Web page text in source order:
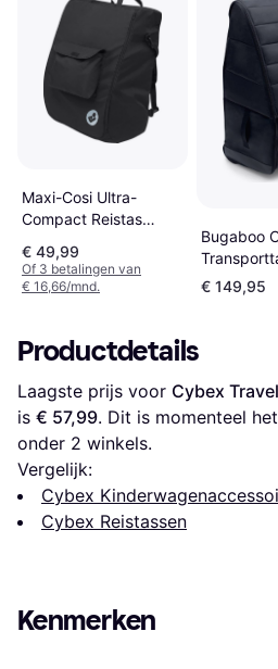
Maxi-Cosi Ultra-
Compact Reistas
€ 49,99
Of 3 betalingen van
€ 16,66/mnd.
Bugaboo
€ 149,95
Productdetails
Laagste prijs voor Cybex
is € 57,99. Dit is momenteel
onder 2 winkels.
Vergelijk:
Cybex
Cybex Reistassen
Kenmerken